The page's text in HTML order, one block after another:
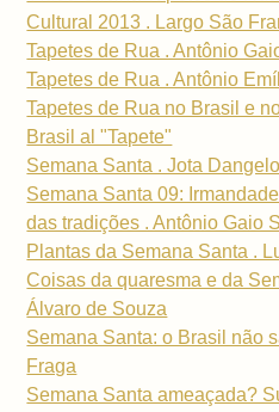
Cultural 2013 . Largo São
Tapetes de Rua . Antônio
Tapetes de Rua . Antônio
Tapetes de Rua no Brasil e
Brasil al "Tapete"
Semana Santa . Jota Dangelo
Semana Santa 09:
das tradições . Antônio Gaio
Plantas da Semana Santa .
Coisas da quaresma e da
Álvaro de Souza
Semana Santa: o Brasil não
Fraga
Semana Santa ameaçada?